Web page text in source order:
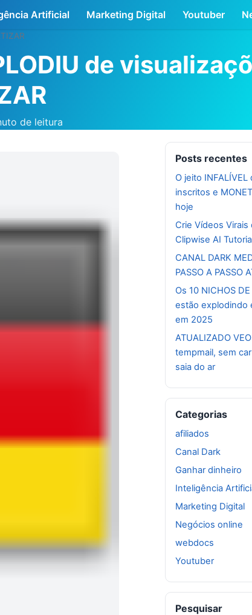
Artificial Marketing Digital Youtuber
de
de leitura
Posts recentes
O jeito
inscritos e
hoje
Crie Vídeos
Clipwise AI
CANAL DARK
PASSO A PASSO
Os 10 NICHOS
estão explodindo
em 2025
ATUALIZADO
tempmail, sem
saia do ar
Categorias
afiliados
Canal Dark
Ganhar dinheiro
Inteligência
Marketing Digital
Negócios online
webdocs
Youtuber
Pesquisar